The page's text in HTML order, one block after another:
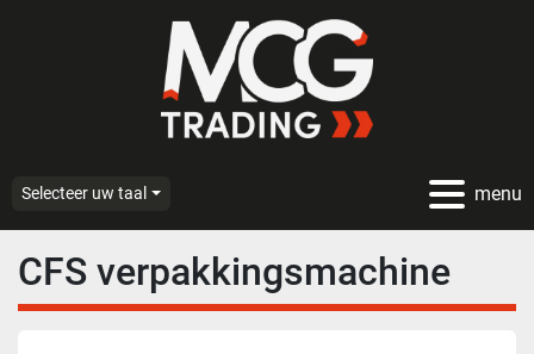
menu
Selecteer uw taal
CFS verpakkingsmachine